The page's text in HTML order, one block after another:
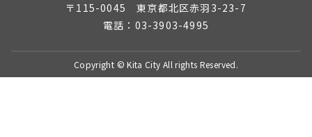
〒115-0045 東京都北区赤羽3-23-7
電話：03-3903-4995
Copyright © Kita City All rights Reserved.